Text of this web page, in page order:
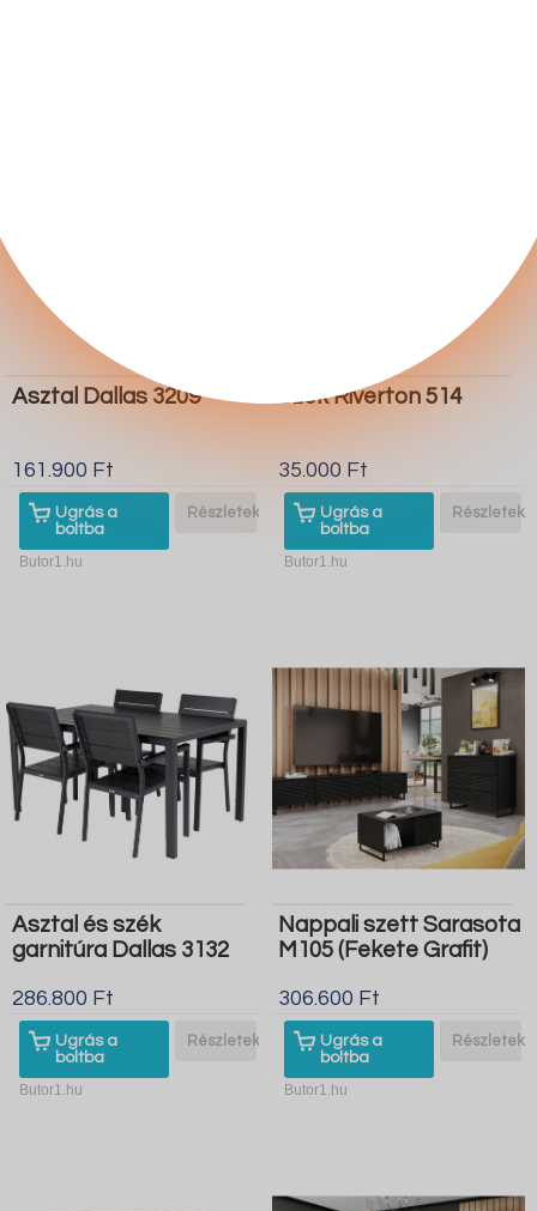
Asztal Dallas 3209
161.900 Ft
Ugrás a
boltba
Részletek
Butor1.hu
Szék Riverton 514
35.000 Ft
Ugrás a
boltba
Részletek
Butor1.hu
Asztal és szék
garnitúra Dallas 3132
286.800 Ft
Ugrás a
boltba
Részletek
Butor1.hu
Nappali szett Sarasota
M105 (Fekete Grafit)
306.600 Ft
Ugrás a
boltba
Részletek
Butor1.hu